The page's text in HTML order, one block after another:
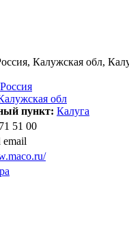
Калужская обл,
Россия
обл
пункт: Калуга
51 00